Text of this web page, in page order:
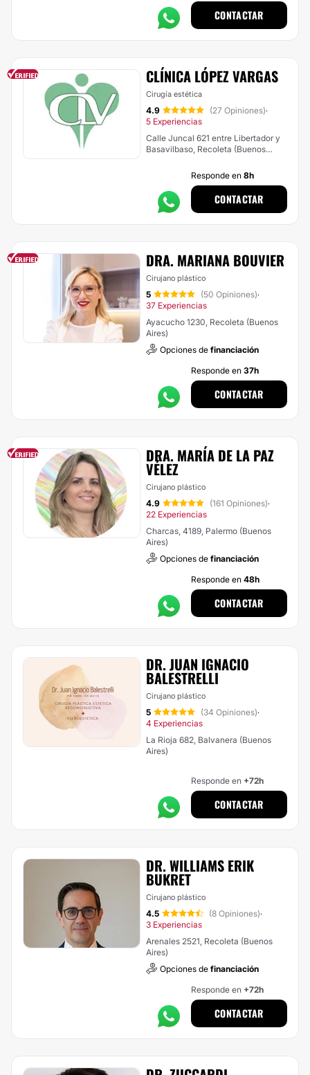
CONTACTAR
CLÍNICA LÓPEZ VARGAS
Cirugía estética
4.9 (27 Opiniones)·
5 Experiencias
Calle Juncal 621 entre Libertador y
Basavilbaso, Recoleta (Buenos
Responde en 8h
CONTACTAR
DRA. MARIANA BOUVIER
Cirujano plástico
5 (50 Opiniones)·
37 Experiencias
Ayacucho 1230, Recoleta (Buenos
Aires)
Opciones de financiación
Responde en 37h
CONTACTAR
DRA. MARÍA DE LA PAZ
VÉLEZ
Cirujano plástico
4.9 (161 Opiniones)·
22 Experiencias
Charcas, 4189, Palermo (Buenos
Aires)
Opciones de financiación
Responde en 48h
CONTACTAR
DR. JUAN IGNACIO
BALESTRELLI
Cirujano plástico
5 (34 Opiniones)·
4 Experiencias
La Rioja 682, Balvanera (Buenos
Aires)
Responde en +72h
CONTACTAR
DR. WILLIAMS ERIK
BUKRET
Cirujano plástico
4.5 (8 Opiniones)·
3 Experiencias
Arenales 2521, Recoleta (Buenos
Aires)
Opciones de financiación
Responde en +72h
CONTACTAR